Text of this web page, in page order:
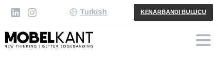
Turkish KENARBANDI BULUCU